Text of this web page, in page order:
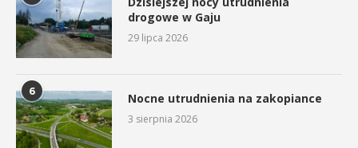
drogowe w Gaju
29 lipca 2026
6 Nocne utrudnienia na zakopiance
3 sierpnia 2026